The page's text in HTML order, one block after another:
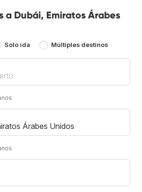
a Dubái, Emiratos Árabes
Solo ida Múltiples destinos